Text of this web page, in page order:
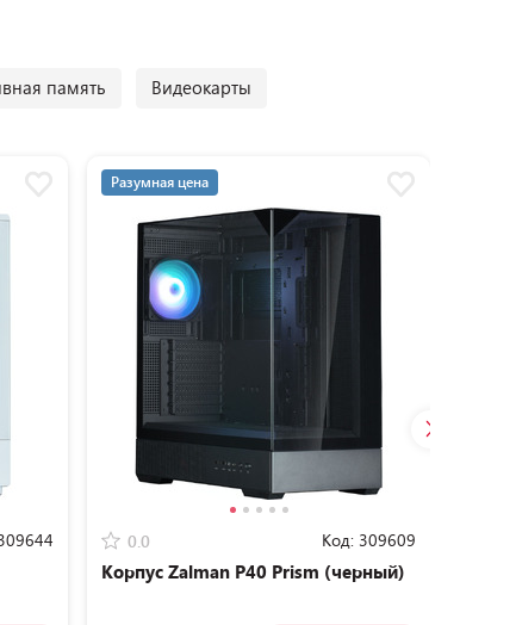
память Видеокарты
Разумная цена
0.0 Код: 309609
Корпус Zalman P40 Prism (черный)